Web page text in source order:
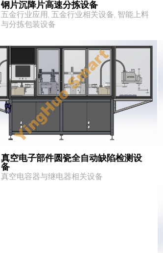
钢片沉降片高速分拣设备
五金行业应用 , 五金行业相关设备, 智能上料
与分拣包装设备
真空电子部件圆瓷全自动缺陷检测设
备
真空电容器与继电器相关设备